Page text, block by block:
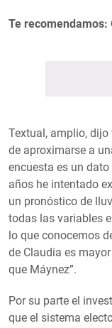
Te recomendamos:
Textual, amplio,
de aproximarse a
encuesta es un
años he intentado
un pronóstico de
todas las variables
lo que conocemos
de Claudia es
que Máynez”.
Por su parte el
que el sistema